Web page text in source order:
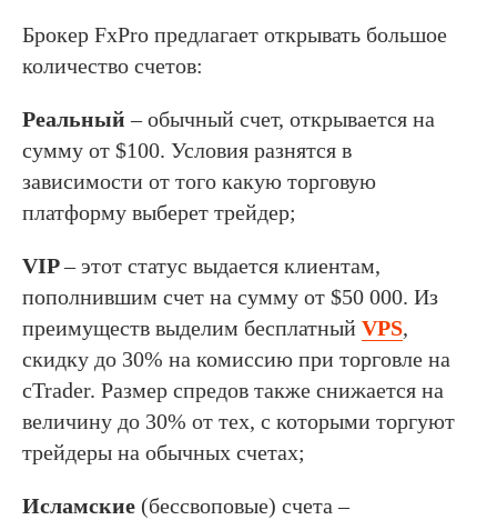
Брокер FxPro предлагает открывать большое
количество счетов:
Реальный– обычный счет, открывается на
сумму от $100. Условия разнятся в
зависимости от того какую торговую
платформу выберет трейдер;
VIP– этот статус выдается клиентам,
пополнившим счет на сумму от $50 000. Из
преимуществ выделим бесплатный VPS,
скидку до 30% на комиссию при торговле на
cTrader. Размер спредов также снижается на
величину до 30% от тех, с которыми торгуют
трейдеры на обычных счетах;
Исламские (бессвоповые) счета –